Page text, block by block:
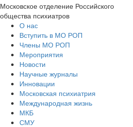
Московское отделение Российского
общества психиатров
О нас
Вступить в МО РОП
Члены МО РОП
Мероприятия
Новости
Научные журналы
Инновации
Московская психиатрия
Международная жизнь
МКБ
СМУ